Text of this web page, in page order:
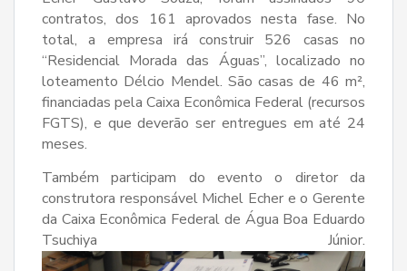
contratos, dos 161 aprovados nesta fase. No
total, a empresa irá construir 526 casas no
“Residencial Morada das Águas”, localizado no
loteamento Délcio Mendel. São casas de 46 m²,
financiadas pela Caixa Econômica Federal (recursos
FGTS), e que deverão ser entregues em até 24
meses.
Também participam do evento o diretor da
construtora responsável Michel Echer e o Gerente
da Caixa Econômica Federal de Água Boa Eduardo
Tsuchiya Júnior.